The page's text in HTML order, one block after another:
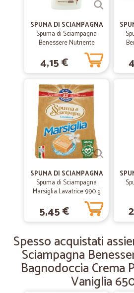
stato. Tutto ok.
Margherita V.
fornitura peperoncino
prodotto eccellente, consegna secondo
—Cristiana D.
Spedizione veloce
Spedizione veloce, merce imballata bene
—Mario P.
Gentili Sigg
Gentili Sigg. Buonanotte!Come da Voi
molto lusinghiero per la serietà e la
SPUMA DI SCIAMPAGNA
Spuma di Sciampagna
Benessere Nutriente
Bagnodoccia Crema Olio di
Argan e Patchouli 650 ml
4,15 €
SPUMA DI SCIAMPAGNA
Spuma di Sciampagna
Marsiglia Lavatrice 990 g
5,45 €
Spesso acquistati
Sciampagna
Bagnodoccia Crema
Vaniglia